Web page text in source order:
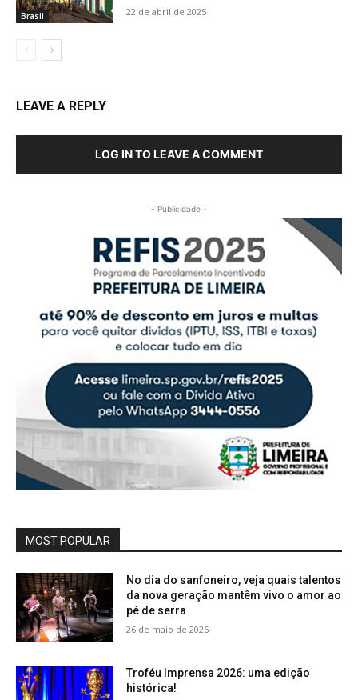
Brasil 22 de abril de 2025
LEAVE A REPLY
LOG IN TO LEAVE A COMMENT
- Publicidade -
MOST POPULAR
No dia do sanfoneiro, veja quais talentos
da nova geração mantêm vivo o amor ao
pé de serra
26 de maio de 2026
Troféu Imprensa 2026: uma edição
histórica!